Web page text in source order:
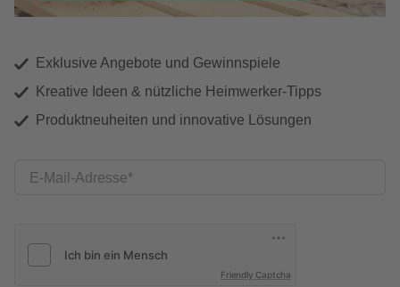
Exklusive Angebote und Gewinnspiele
Kreative Ideen & nützliche Heimwerker-Tipps
Produktneuheiten und innovative Lösungen
E-Mail-Adresse
Friendly Captcha